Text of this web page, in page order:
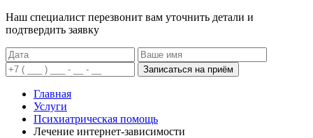
Наш специалист перезвонит вам уточнить детали и
подтвердить заявку
Записаться на приём
Главная
Услуги
Психиатрическая помощь
Лечение интернет-зависимости